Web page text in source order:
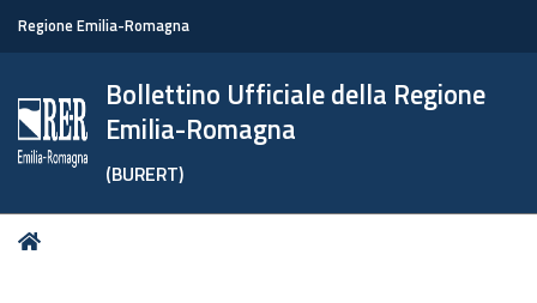
Regione Emilia-Romagna
Bollettino Ufficiale della Regione
Emilia-Romagna
(BURERT)
Tu